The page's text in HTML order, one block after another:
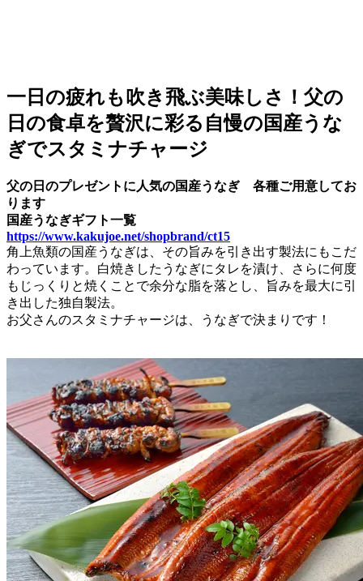
一日の疲れも吹き飛ぶ美味しさ！父の
日の食卓を贅沢に彩る自慢の国産うな
ぎでスタミナチャージ
父の日のプレゼントに人気の国産うなぎ 各種ご用意してお
ります
国産うなぎギフト一覧
https://www.kakujoe.net/shopbrand/ct15
角上魚類の国産うなぎは、その旨みを引き出す製法にもこだ
わっています。白焼きしたうなぎにタレを漬け、さらに何度
もじっくりと焼くことで余分な脂を落とし、旨みを最大に引
き出した独自製法。
お父さんのスタミナチャージは、うなぎで決まりです！